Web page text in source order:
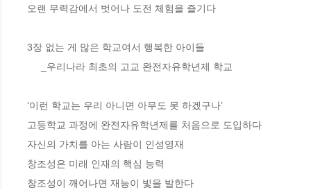
오랜 무력감에서 벗어나 도전 체험을 즐기다
3장 없는 게 많은 학교여서 행복한 아이들
‘이런 학교는 우리 아니면 아무도 못 하겠구나’
고등학교 과정에 완전자유학년제를 처음으로 도입하다
자신의 가치를 아는 사람이 인성영재
창조성은 미래 인재의 핵심 능력
창조성이 깨어나면 재능이 빛을 발한다